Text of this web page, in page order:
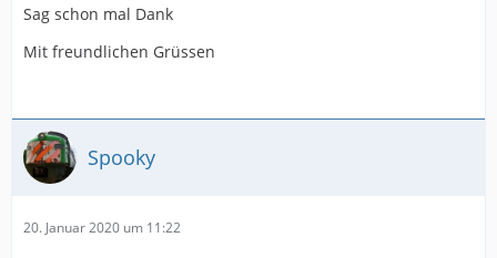
Sag schon mal Dank
Mit freundlichen Grüssen
Spooky
20. Januar 2020 um 11:22